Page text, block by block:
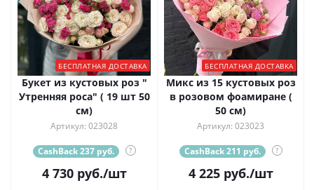
БЕСПЛАТНАЯ ДОСТАВКА
Букет из кустовых роз "
Утренняя роса" ( 19 шт 50
см)
Артикул: 023028
CashBack 237 руб. ?
4 730руб./шт
БЕСПЛАТНАЯ ДОСТАВКА
Микс из 15 кустовых роз
в розовом фоамиране (
50 см)
Артикул: 023023
CashBack 211 руб. ?
4 225руб./шт